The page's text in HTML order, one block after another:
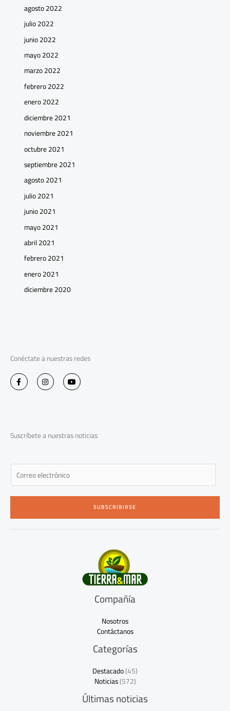
agosto 2022
julio 2022
junio 2022
mayo 2022
marzo 2022
febrero 2022
enero 2022
diciembre 2021
noviembre 2021
octubre 2021
septiembre 2021
agosto 2021
julio 2021
junio 2021
mayo 2021
abril 2021
febrero 2021
enero 2021
diciembre 2020
Conéctate a nuestras redes
F
a
c
-
f
I
n
s
m
Y
o
u
Suscríbete a nuestras noticias
E
a
i
*
SUBSCRIBIRSE
Compañía
Nosotros
Contáctanos
Categorías
Destacado(45)
Noticias(572)
Últimas noticias